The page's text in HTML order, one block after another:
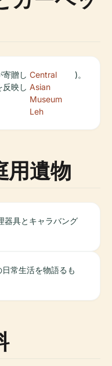
寄贈し
反映し
Central
Asian
Museum
Leh
)。
用遺物
器具とキャラバング
常生活を物語るも